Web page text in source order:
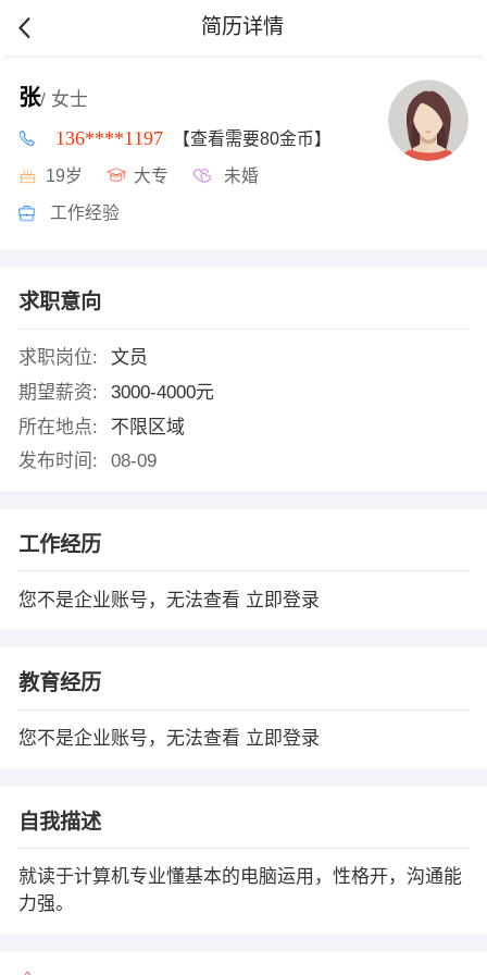
简历详情
张/ 女士
136****1197 【查看需要80金币】
19岁 大专 未婚
工作经验
求职意向
求职岗位:
文员
期望薪资:
3000-4000元
所在地点:
不限区域
发布时间:
08-09
工作经历
您不是企业账号，无法查看 立即登录
教育经历
您不是企业账号，无法查看 立即登录
自我描述
就读于计算机专业懂基本的电脑运用，性格开，沟通能
力强。